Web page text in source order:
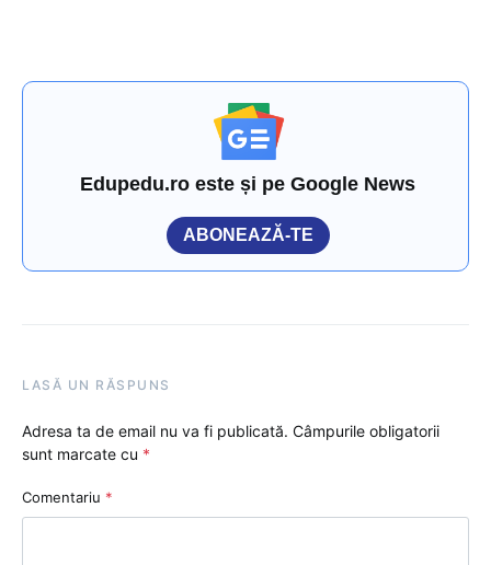
Edupedu.ro este și pe Google News
ABONEAZĂ-TE
LASĂ UN RĂSPUNS
Adresa ta de email nu va fi publicată. Câmpurile obligatorii
sunt marcate cu *
Comentariu *